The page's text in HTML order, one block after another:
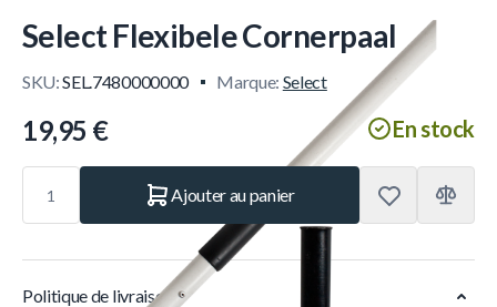
Select Flexibele Cornerpaal
SKU:SEL.7480000000 Marque: Select
19,95 € En stock
Ajouter au panier
Politique de livraison